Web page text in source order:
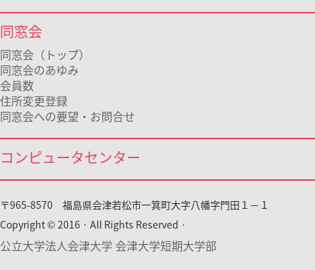
同窓会
同窓会（トップ）
同窓会のあゆみ
会員数
住所変更登録
同窓会への要望・お問合せ
コンピュータセンター
〒965-8570 福島県会津若松市一箕町大字八幡字門田１－１
Copyright © 2016 · All Rights Reserved ·
公立大学法人会津大学 会津大学短期大学部